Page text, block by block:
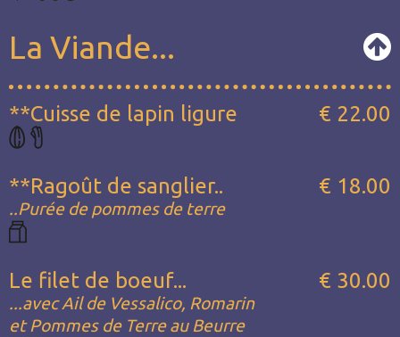
La Viande...
**Cuisse de lapin ligure € 22.00
**Ragoût de sanglier..
..Purée de pommes de terre
€ 18.00
Le filet de boeuf...
...avec Ail de Vessalico, Romarin
et Pommes de Terre au Beurre
€ 30.00